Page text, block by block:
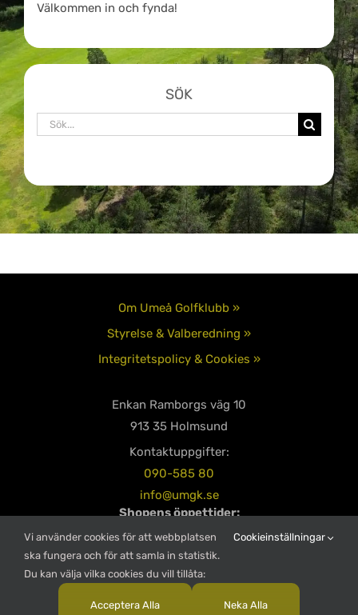
Välkommen in och fynda!
SÖK
Sök
Om Umeå Golfklubb »
Styrelse & Valberedning »
Integritetspolicy & Cookies »
Enkan Ramborgs väg 10
913 35 Holmsund
Kontaktuppgifter:
090-585 80
info@umgk.se
Shopens öppettider:
Måndag – Torsdag 08:00-18:00
Fredag – Söndag 08:00-16:00
Restaurangens öppettider:
Alla dagar: 10:00-19:00
Vi använder cookies för att webbplatsen
ska fungera och för att samla in statistik.
Du kan välja vilka cookies du vill tillåta:
Cookieinställningar
Acceptera Alla Neka Alla